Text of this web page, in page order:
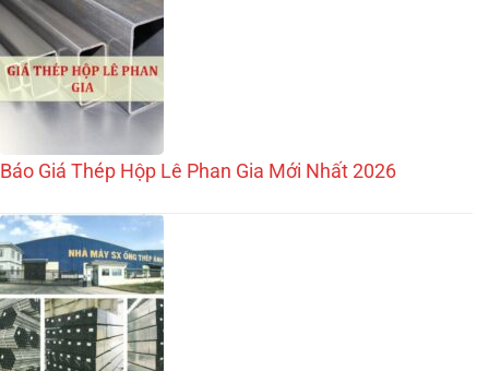
Báo Giá Thép Hộp Lê Phan Gia Mới Nhất 2026